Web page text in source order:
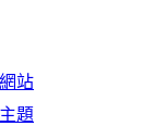
站
題